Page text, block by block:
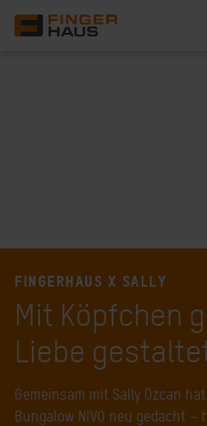
KARRIERE
SERVICES FÜR
SERVICES FÜR
Mit Köpfchen
Liebe
FINGERHAUS X SALLY
Gemeinsam mit Sally Özcan
Bungalow NIVO neu gedacht